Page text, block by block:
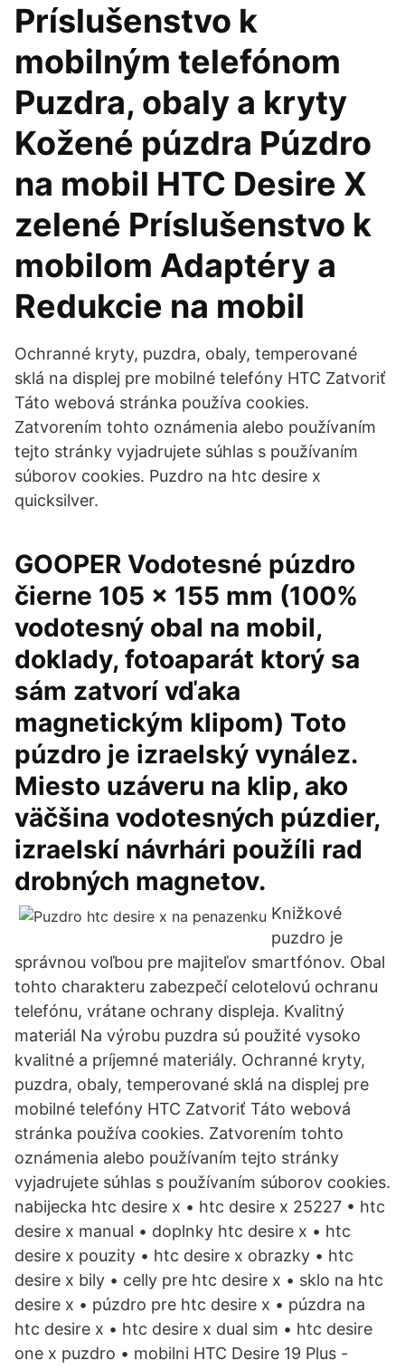
Príslušenstvo k
mobilným telefónom
Puzdra, obaly a kryty
Kožené púzdra Púzdro
na mobil HTC Desire X
zelené Príslušenstvo k
mobilom Adaptéry a
Redukcie na mobil
Ochranné kryty, puzdra, obaly, temperované
sklá na displej pre mobilné telefóny HTC Zatvoriť
Táto webová stránka používa cookies.
Zatvorením tohto oznámenia alebo používaním
tejto stránky vyjadrujete súhlas s používaním
súborov cookies. Puzdro na htc desire x
quicksilver.
GOOPER Vodotesné púzdro
čierne 105 x 155 mm (100%
vodotesný obal na mobil,
doklady, fotoaparát ktorý sa
sám zatvorí vďaka
magnetickým klipom) Toto
púzdro je izraelský vynález.
Miesto uzáveru na klip, ako
väčšina vodotesných púzdier,
izraelskí návrhári použíli rad
drobných magnetov.
Knižkové
puzdro je
správnou voľbou pre majiteľov smartfónov. Obal
tohto charakteru zabezpečí celotelovú ochranu
telefónu, vrátane ochrany displeja. Kvalitný
materiál Na výrobu puzdra sú použité vysoko
kvalitné a príjemné materiály. Ochranné kryty,
puzdra, obaly, temperované sklá na displej pre
mobilné telefóny HTC Zatvoriť Táto webová
stránka používa cookies. Zatvorením tohto
oznámenia alebo používaním tejto stránky
vyjadrujete súhlas s používaním súborov cookies.
nabijecka htc desire x • htc desire x 25227 • htc
desire x manual • doplnky htc desire x • htc
desire x pouzity • htc desire x obrazky • htc
desire x bily • celly pre htc desire x • sklo na htc
desire x • púzdro pre htc desire x • púzdra na
htc desire x • htc desire x dual sim • htc desire
one x puzdro • mobilni HTC Desire 19 Plus -